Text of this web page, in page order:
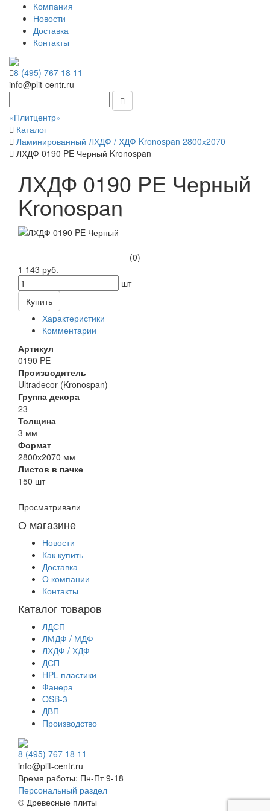
Компания
Новости
Доставка
Контакты
8 (495) 767 18 11
info@plit-centr.ru
«Плитцентр»
Каталог
Ламинированный ЛХДФ / ХДФ Kronospan 2800х2070
ЛХДФ 0190 PE Черный Kronospan
ЛХДФ 0190 PE Черный
Kronospan
(0)
1 143 руб.
шт
Купить
Характеристики
Комментарии
Артикул
0190 PE
Производитель
Ultradecor (Kronospan)
Группа декора
23
Толщина
3 мм
Формат
2800х2070 мм
Листов в пачке
150 шт
Просматривали
О магазине
Новости
Как купить
Доставка
О компании
Контакты
Каталог товаров
ЛДСП
ЛМДФ / МДФ
ЛХДФ / ХДФ
ДСП
HPL пластики
Фанера
OSB-3
ДВП
Производство
8 (495) 767 18 11
info@plit-centr.ru
Время работы: Пн-Пт 9-18
Персональный раздел
© Древесные плиты